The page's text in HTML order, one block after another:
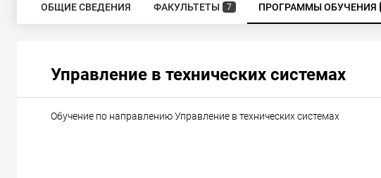
ОБЩИЕ СВЕДЕНИЯ ФАКУЛЬТЕТЫ 7 ПРОГРАММЫ ОБУЧЕНИЯ
Управление в технических системах
Обучение по направлению Управление в технических системах